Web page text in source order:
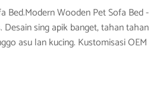
Bed.Modern Wooden Pet Sofa Bed -
sing apik banget, tahan tahan
asu lan kucing. Kustomisasi OEM